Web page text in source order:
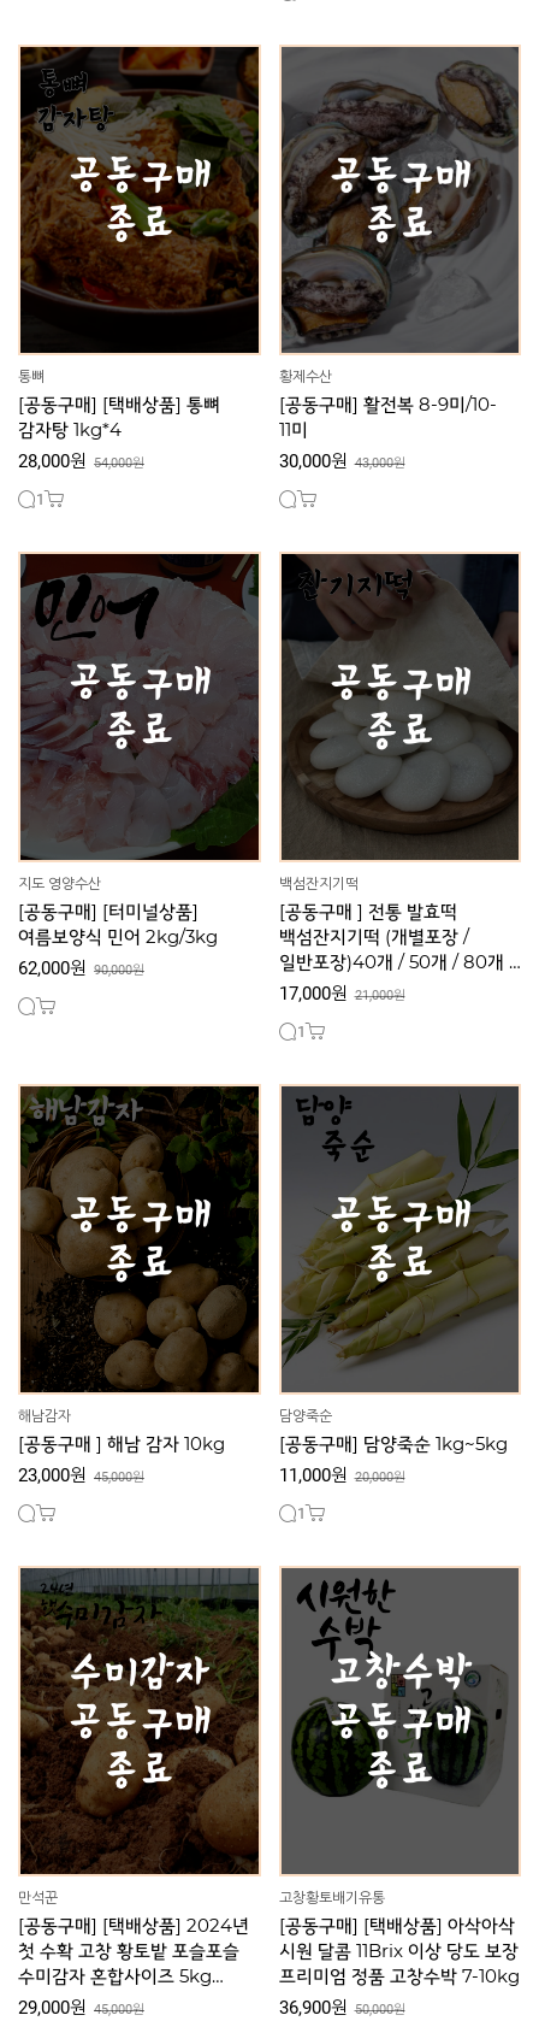
통뼈
[공동구매] [택배상품] 통뼈
감자탕 1kg*4
28,000원 54,000원
1
황제수산
[공동구매] 활전복 8-9미/10-
11미
30,000원 43,000원
지도 영양수산
[공동구매] [터미널상품]
여름보양식 민어 2kg/3kg
62,000원 90,000원
백섬잔지기떡
[공동구매 ] 전통 발효떡
백섬잔지기떡 (개별포장 /
일반포장)40개 / 50개 / 80개 /
100개
17,000원 21,000원
1
해남감자
[공동구매 ] 해남 감자 10kg
23,000원 45,000원
담양죽순
[공동구매] 담양죽순 1kg~5kg
11,000원 20,000원
1
만석꾼
[공동구매] [택배상품] 2024년
첫 수확 고창 황토밭 포슬포슬
수미감자 혼합사이즈 5kg
[30세트 한정판매]
29,000원 45,000원
고창황토배기유통
[공동구매] [택배상품] 아삭아삭
시원 달콤 11Brix 이상 당도 보장
프리미엄 정품 고창수박 7-10kg
36,900원 50,000원